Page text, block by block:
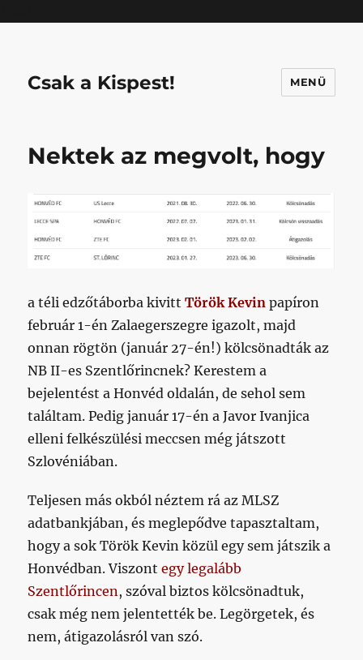
Csak a Kispest! MENÜ
Nektek az megvolt, hogy
a téli edzőtáborba kivittTörök Kevin papíron
február 1-én Zalaegerszegre igazolt, majd
onnan rögtön (január 27-én!) kölcsönadták az
NB II-es Szentlőrincnek? Kerestem a
bejelentést a Honvéd oldalán, de sehol sem
találtam. Pedig január 17-én a Javor Ivanjica
elleni felkészülési meccsen még játszott
Szlovéniában.
Teljesen más okból néztem rá az MLSZ
adatbankjában, és meglepődve tapasztaltam,
hogy a sok Török Kevin közül egy sem játszik a
Honvédban. Viszontegy legalább
Szentlőrincen , szóval biztos kölcsönadtuk,
csak még nem jelentették be. Legörgetek, és
nem, átigazolásról van szó.